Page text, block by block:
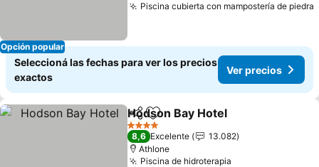
Opción popular
Piscina cubierta con mampostería de piedra
Seleccioná las fechas para ver los precios
exactos
Ver precios
CompartirAñadir a favoritos
Hodson Bay Hotel
4 Estrellas
8,6 Excelente
13.082
Athlone
Piscina de hidroterapia